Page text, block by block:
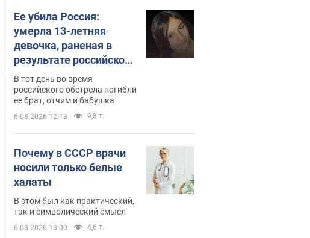
Ее убила Россия:
умерла 13-летняя
девочка, раненая в
результате российской
атаки на Сумскую
область. Фото
В тот день во время
российского обстрела погибли
ее брат, отчим и бабушка
6.08.2026 12:13 9,8 т.
Почему в СССР врачи
носили только белые
халаты
В этом был как практический,
так и символический смысл
6.08.2026 13:00 4,6 т.